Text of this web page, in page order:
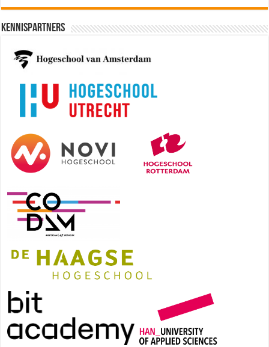
Kennispartners